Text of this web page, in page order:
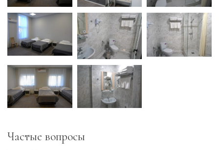
Частые вопросы